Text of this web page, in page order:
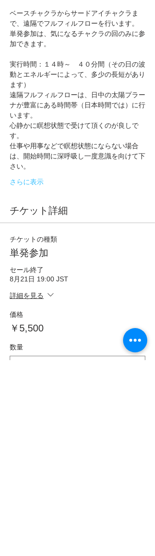
ベースチャクラからサードアイチャクラま
で、遠隔でフルフィルフローを行います。
単発参加は、気になるチャクラの回のみに参
加できます。
実行時間：１４時～　４０分間（その日の波
動とエネルギーによって、多少の長短があり
ます）
遠隔フルフィルフローは、日中の太陽プラー
ナが豊富にある時間帯（日本時間では）に行
います。
心静かに瞑想状態で受けて頂くのが良しで
す。
仕事や用事などで瞑想状態にならない場合
は、開始時間に深呼吸し一度意識を向けて下
さい。
さらに表示
チケット詳細
チケットの種類
単発参加
セール終了
8月21日 19:00 JST
詳細を見る
価格
￥5,500
数量